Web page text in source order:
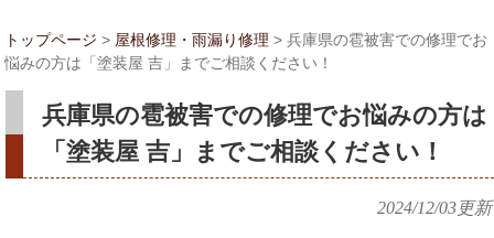
トップページ > 屋根修理・雨漏り修理 > 兵庫県の雹被害での修理でお
悩みの方は「塗装屋 吉」までご相談ください！
兵庫県の雹被害での修理でお悩みの方は
「塗装屋 吉」までご相談ください！
2024/12/03更新